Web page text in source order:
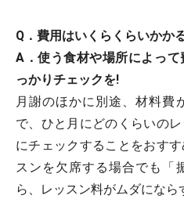
Q．費用はいくらくらいかか
A．使う食材や場所によっ
っかりチェックを!
月謝のほかに別途、材料費
で、ひと月にどのくらいの
にチェックすることをおす
スンを欠席する場合でも「
ら、レッスン料がムダになら